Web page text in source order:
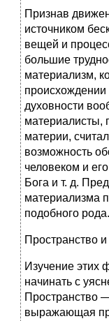
Признав
источником
вещей и
большие
материализм,
происхождении
духовности
материалисты,
материи,
возможность
человеком и
Бога и т. д.
материализма
подобного рода.
Пространство
Изучение этих
начинать с
Пространство
выражающая